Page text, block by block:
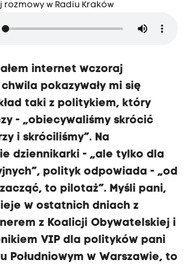
rozmowy w Radiu Kraków
internet wczoraj
pokazywały mi się
taki z politykiem, który
- „obiecywaliśmy skrócić
i skróciliśmy”. Na
dziennikarki - „ale tylko dla
polityk odpowiada - „od
to pilotaż”. Myśli pani,
w ostatnich dniach z
z Koalicji Obywatelskiej i
VIP dla polityków pani
Południowym w Warszawie, to